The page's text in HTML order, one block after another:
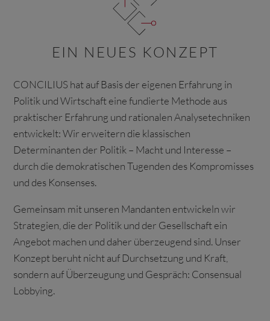
EIN NEUES KONZEPT
CONCILIUS hat auf Basis der eigenen Erfahrung in
Politik und Wirtschaft eine fundierte Methode aus
praktischer Erfahrung und rationalen Analysetechniken
entwickelt: Wir erweitern die klassischen
Determinanten der Politik – Macht und Interesse –
durch die demokratischen Tugenden des Kompromisses
und des Konsenses.
Gemeinsam mit unseren Mandanten entwickeln wir
Strategien, die der Politik und der Gesellschaft ein
Angebot machen und daher überzeugend sind. Unser
Konzept beruht nicht auf Durchsetzung und Kraft,
sondern auf Überzeugung und Gespräch: Consensual
Lobbying.